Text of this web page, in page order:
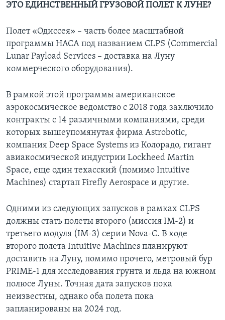
ЭТО ЕДИНСТВЕННЫЙ ГРУЗОВОЙ ПОЛЕТ К ЛУНЕ?
Полет «Одиссея» – часть более масштабной
программы НАСА под названием CLPS (Commercial
Lunar Payload Services – доставка на Луну
коммерческого оборудования).
В рамкой этой программы американское
аэрокосмическое ведомство с 2018 года заключило
контракты с 14 различными компаниями, среди
которых вышеупомянутая фирма Astrobotic,
компания Deep Space Systems из Колорадо, гигант
авиакосмической индустрии Lockheed Martin
Space, еще один техасский (помимо Intuitive
Machines) стартап Firefly Aerospace и другие.
Одними из следующих запусков в рамках CLPS
должны стать полеты второго (миссия IM-2) и
третьего модуля (IM-3) серии Nova-C. В ходе
второго полета Intuitive Machines планируют
доставить на Луну, помимо прочего, метровый бур
PRIME-1 для исследования грунта и льда на южном
полюсе Луны. Точная дата запусков пока
неизвестны, однако оба полета пока
запланированы на 2024 год.